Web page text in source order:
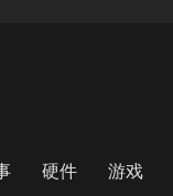
硬件 游戏